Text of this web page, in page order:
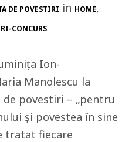
DE POVESTIRI in HOME,
CONCURS
Ion-
Manolescu la
povestiri – „pentru
și povestea în sine
tratat fiecare